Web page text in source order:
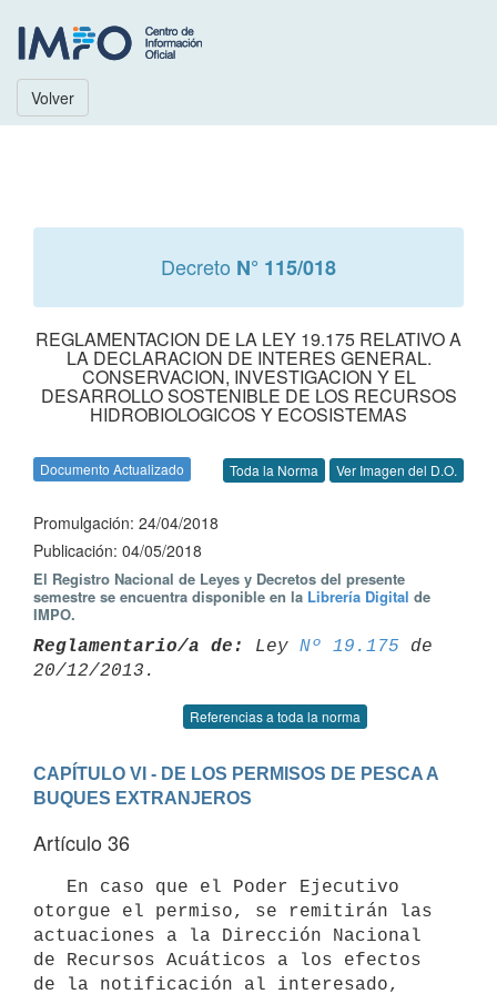
Volver
Decreto N° 115/018
REGLAMENTACION DE LA LEY 19.175 RELATIVO A
LA DECLARACION DE INTERES GENERAL.
CONSERVACION, INVESTIGACION Y EL
DESARROLLO SOSTENIBLE DE LOS RECURSOS
HIDROBIOLOGICOS Y ECOSISTEMAS
Documento Actualizado Toda la Norma Ver Imagen del D.O.
Promulgación: 24/04/2018
Publicación: 04/05/2018
El Registro Nacional de Leyes y Decretos del presente
semestre se encuentra disponible en la Librería Digital de
IMPO.
Reglamentario/a de: Ley Nº 19.175 de
Referencias a toda la norma
CAPÍTULO VI - DE LOS PERMISOS DE PESCA A
BUQUES EXTRANJEROS
Artículo 36
otorgue el permiso, se remitirán las
actuaciones a la Dirección Nacional
de Recursos Acuáticos a los efectos
de la notificación al interesado,